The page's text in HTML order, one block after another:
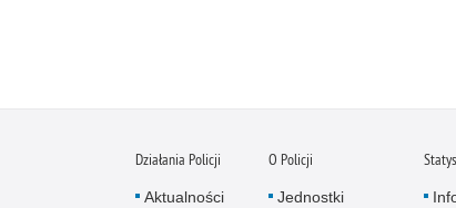
Działania Policji
Aktualności
O Policji
Jednostki